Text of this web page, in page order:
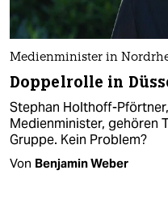
Medienminister in
Doppelrolle in
Stephan Holthoff-
Medienminister, gehören
Gruppe. Kein Problem?
Von Benjamin Weber